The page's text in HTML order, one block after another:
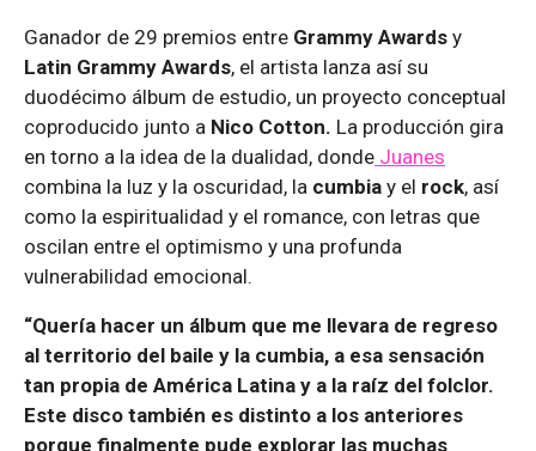
Ganador de 29 premios entre Grammy Awards y
Latin Grammy Awards, el artista lanza así su
duodécimo álbum de estudio, un proyecto conceptual
coproducido junto a Nico Cotton. La producción gira
en torno a la idea de la dualidad, donde Juanes
combina la luz y la oscuridad, la cumbia y el rock, así
como la espiritualidad y el romance, con letras que
oscilan entre el optimismo y una profunda
vulnerabilidad emocional.
“Quería hacer un álbum que me llevara de regreso
al territorio del baile y la cumbia, a esa sensación
tan propia de América Latina y a la raíz del folclor.
Este disco también es distinto a los anteriores
porque finalmente pude explorar las muchas